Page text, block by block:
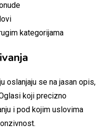
kategorijama
oslanjaju se na jasan opis,
koji precizno
i pod kojim uslovima